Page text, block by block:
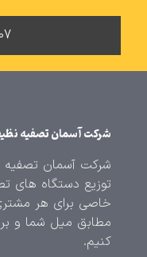
شرکت آسمان تصفیه
شرکت آسمان تصفیه
توزیع دستگاه های
خاصی برای هر
مطابق میل شما و
کنیم.